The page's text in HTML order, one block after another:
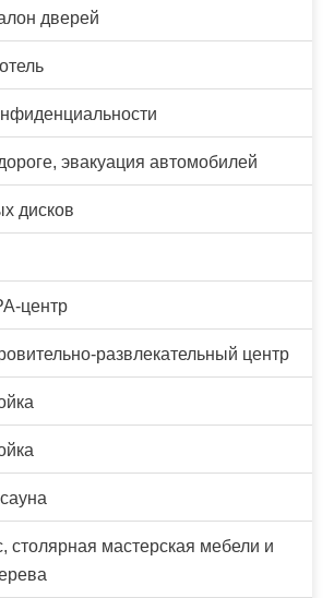
дверей
эвакуация автомобилей
дисков
центр
развлекательный центр
столярная мастерская мебели и